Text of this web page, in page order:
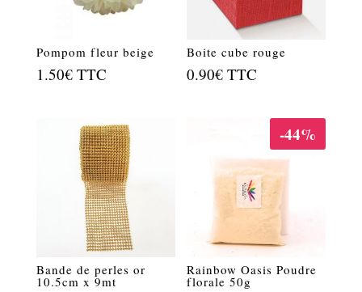
Pompom fleur beige
1.50€ TTC
Boite cube rouge
0.90€ TTC
Bande de perles or
10.5cm x 9mt
-44%
Rainbow Oasis Poudre
florale 50g